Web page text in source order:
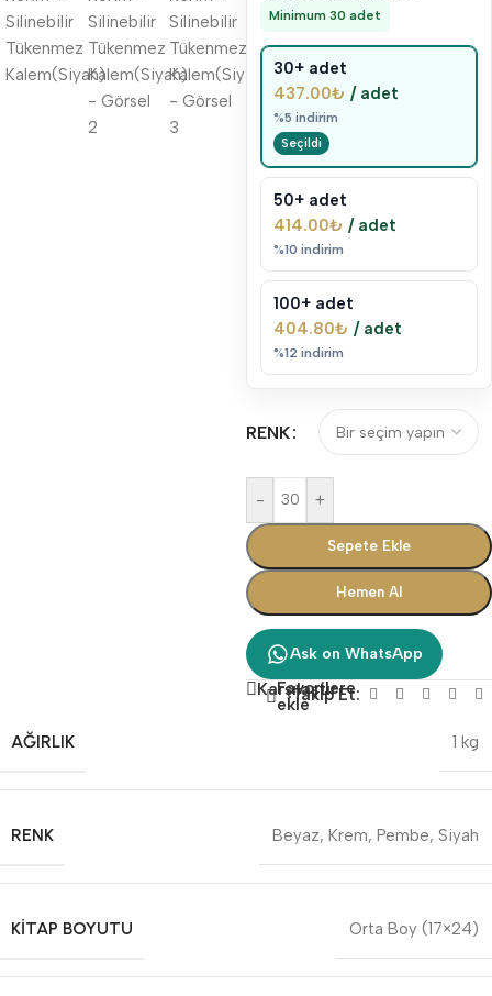
Minimum 30 adet
30+ adet
437.00₺ / adet
%5 indirim
50+ adet
414.00₺ / adet
%10 indirim
100+ adet
404.80₺ / adet
%12 indirim
RENK
- +
Sepete Ekle
Hemen Al
Ask on WhatsApp
Karşılaştır
Favorilere
ekleTakip Et:
AĞIRLIK 1 kg
RENK Beyaz, Krem, Pembe, Siyah
KITAP BOYUTU Orta Boy (17×24)